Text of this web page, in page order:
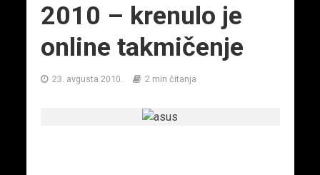
2010 – krenulo je
online takmičenje
23. avgusta 2010. 2 min čitanja